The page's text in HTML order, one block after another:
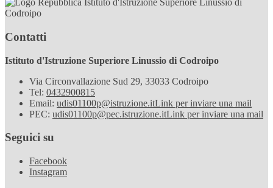
Istituto d'Istruzione Superiore Linussio di
Codroipo
Contatti
Istituto d'Istruzione Superiore Linussio di Codroipo
Via Circonvallazione Sud 29, 33033 Codroipo
Tel: 0432900815
Email: udis01100p@istruzione.itLink per inviare una mail
PEC: udis01100p@pec.istruzione.itLink per inviare una mail
Seguici su
Facebook
Instagram